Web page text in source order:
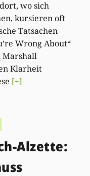
wo sich
kursieren oft
Tatsachen
Wrong About“
Marshall
Klarheit
[+]
Alzette: